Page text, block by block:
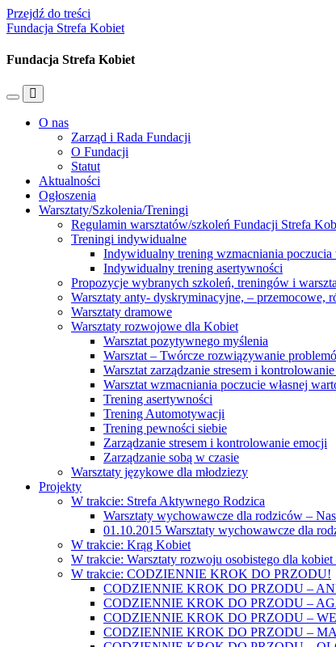
Przejdź do treści
Fundacja Strefa Kobiet
Fundacja Strefa Kobiet
Przełącz
mobilne
Przełącz
pole
wyszukiwania
O nas
Zarząd i Rada Fundacji
O Fundacji
Statut
Aktualności
Ogłoszenia
Warsztaty/Szkolenia/Treningi
Regulamin warsztatów/szkoleń Fundacji Strefa
Treningi indywidualne
Indywidualny trening wzmacniania poczucia
Indywidualny trening asertywności
Propozycje wybranych szkoleń, treningów i
Warsztaty anty- dyskryminacyjne, – przemocowe,
Warsztaty dramowe
Warsztaty rozwojowe dla Kobiet
Warsztat pozytywnego myślenia
Warsztat – Twórcze rozwiązywanie
Warsztat zarządzanie stresem i
Warsztat wzmacniania poczucie własnej
Trening asertywności
Trening Automotywacji
Trening pewności siebie
Zarządzanie stresem i kontrolowanie emocji
Zarządzanie sobą w czasie
Warsztaty językowe dla młodziezy
Projekty
W trakcie: Strefa Aktywnego Rodzica
Warsztaty wychowawcze dla rodziców –
01.10.2015 Warsztaty wychowawcze dla
W trakcie: Krąg Kobiet
W trakcie: Warsztaty rozwoju osobistego dla
W trakcie: CODZIENNIE KROK DO PRZODU!
CODZIENNIE KROK DO PRZODU –
CODZIENNIE KROK DO PRZODU –
CODZIENNIE KROK DO PRZODU –
CODZIENNIE KROK DO PRZODU –